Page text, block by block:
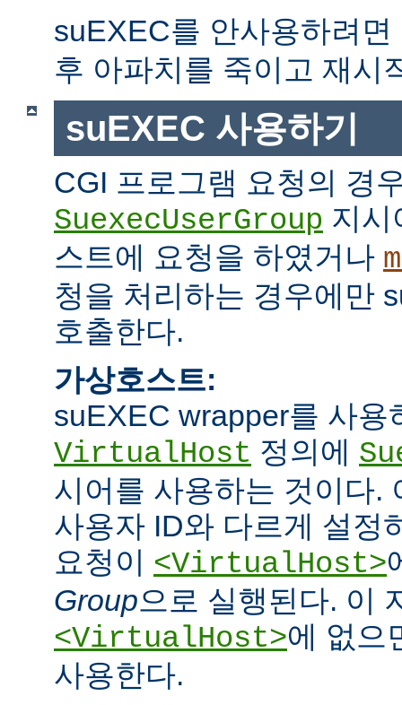
suEXEC를 안사용하려면
후 아파치를 죽이고 재시
suEXEC 사용하기
CGI 프로그램 요청의 경
SuexecUserGroup 지시
스트에 요청을 하였거나
청을 처리하는 경우에만
호출한다.
가상호스트:
suEXEC wrapper를 사용
VirtualHost 정의에
시어를 사용하는 것이다.
사용자 ID와 다르게 설정
요청이 <VirtualHost>
Group으로 실행된다. 이
<VirtualHost>에 없으
사용한다.